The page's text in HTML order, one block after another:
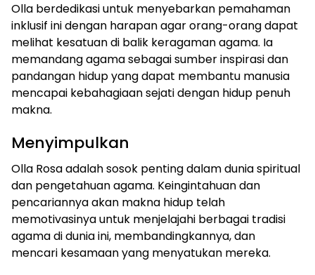
Olla berdedikasi untuk menyebarkan pemahaman
inklusif ini dengan harapan agar orang-orang dapat
melihat kesatuan di balik keragaman agama. Ia
memandang agama sebagai sumber inspirasi dan
pandangan hidup yang dapat membantu manusia
mencapai kebahagiaan sejati dengan hidup penuh
makna.
Menyimpulkan
Olla Rosa adalah sosok penting dalam dunia spiritual
dan pengetahuan agama. Keingintahuan dan
pencariannya akan makna hidup telah
memotivasinya untuk menjelajahi berbagai tradisi
agama di dunia ini, membandingkannya, dan
mencari kesamaan yang menyatukan mereka.